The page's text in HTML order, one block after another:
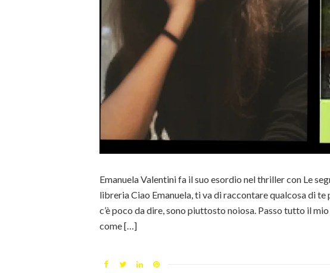
Emanuela Valentini fa il suo esordio nel thriller con Le
libreria Ciao Emanuela, ti va di raccontare qualcosa di te
c’è poco da dire, sono piuttosto noiosa. Passo tutto il
come […]